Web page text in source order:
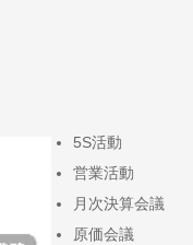
5S活動
営業活動
月次決算会議
原価会議